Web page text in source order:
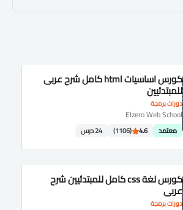
دورات برمجة
كورس اساسيات html كامل شرح عربى
للمبتدئيين
Elzero Web School
معتمد 4.6
(1106) 24 درس
دورات برمجة
كورس لغة css كامل للمبتدئيين شرح
عربى